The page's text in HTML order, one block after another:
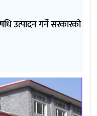
उत्पादन गर्ने सरकारको